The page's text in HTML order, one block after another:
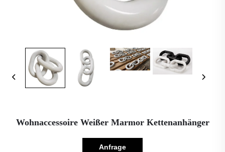
Wohnaccessoire Weißer Marmor Kettenanhänger
Anfrage